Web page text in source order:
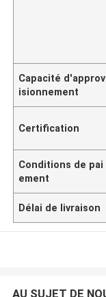
Capacité d'approv
isionnement
Certification
Conditions de pai
ement
Délai de livraison
AU SUJET DE